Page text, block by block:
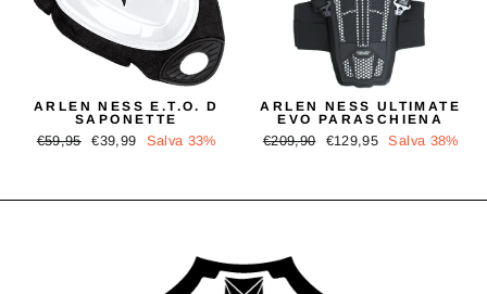
ARLEN NESS E.T.O. D
SAPONETTE
Prezzo
€59,95
Prezzo
€39,99 Salva 33%
ARLEN NESS ULTIMATE
EVO PARASCHIENA
Prezzo
€209,90
Prezzo
€129,95 Salva 38%